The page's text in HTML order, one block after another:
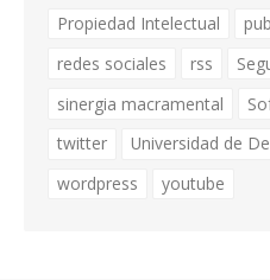
Propiedad Intelectual
redes sociales
rss
sinergia macramental
twitter
Universidad de
wordpress
youtube